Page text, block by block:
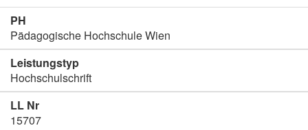
PH
Pädagogische Hochschule Wien
Leistungstyp
Hochschulschrift
LL Nr
15707